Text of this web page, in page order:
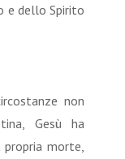
e dello Spirito
non
Gesù ha
morte,